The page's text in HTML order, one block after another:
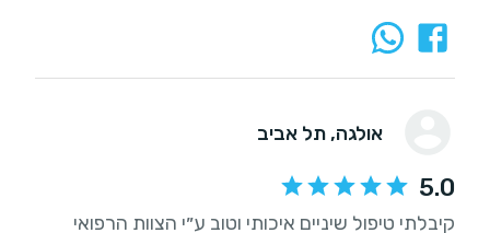
אולגה, תל אביב
5.0
קיבלתי טיפול שיניים איכותי וטוב ע״י הצוות הרפואי